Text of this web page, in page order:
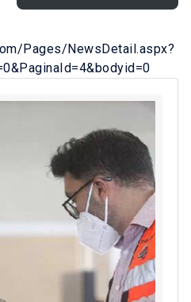
Pages/NewsDetail.aspx?